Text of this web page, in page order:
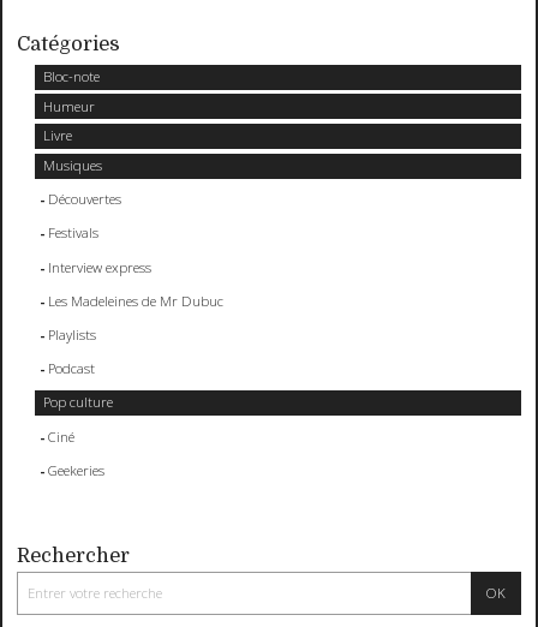
Catégories
Bloc-note
Humeur
Livre
Musiques
Découvertes
Festivals
Interview express
Les Madeleines de Mr Dubuc
Playlists
Podcast
Pop culture
Ciné
Geekeries
Rechercher